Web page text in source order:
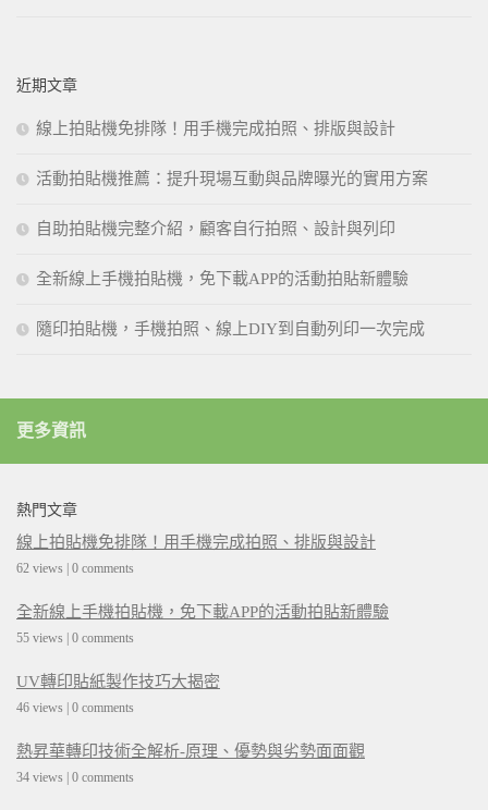
近期文章
線上拍貼機免排隊！用手機完成拍照、排版與設計
活動拍貼機推薦：提升現場互動與品牌曝光的實用方案
自助拍貼機完整介紹，顧客自行拍照、設計與列印
全新線上手機拍貼機，免下載APP的活動拍貼新體驗
隨印拍貼機，手機拍照、線上DIY到自動列印一次完成
更多資訊
熱門文章
線上拍貼機免排隊！用手機完成拍照、排版與設計
62 views | 0 comments
全新線上手機拍貼機，免下載APP的活動拍貼新體驗
55 views | 0 comments
UV轉印貼紙製作技巧大揭密
46 views | 0 comments
熱昇華轉印技術全解析-原理、優勢與劣勢面面觀
34 views | 0 comments